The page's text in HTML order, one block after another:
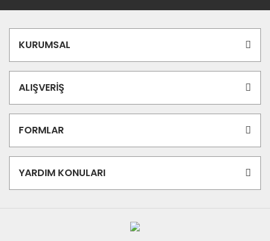
KURUMSAL
ALIŞVERİŞ
FORMLAR
YARDIM KONULARI